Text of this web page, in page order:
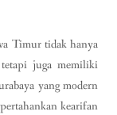
Timur tidak hanya
tetapi juga memiliki
yang modern
kearifan